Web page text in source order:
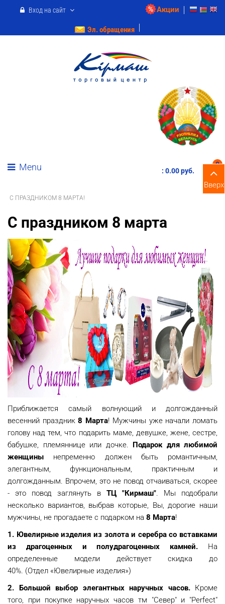
Акции
Вход на сайт
Эл. обращения
Menu
0
: 0.00 pуб.
С ПРАЗДНИКОМ 8 МАРТА!
С праздником 8 марта
Приближается самый волнующий и долгожданный
весенний праздник8 Марта! Мужчины уже начали ломать
голову над тем, что подарить маме, девушке, жене, сестре,
бабушке, племяннице или дочке. Подарок для любимой
женщины непременно должен быть романтичным,
элегантным, функциональным, практичным и
долгожданным. Впрочем, это не повод отчаиваться, скорее
- это повод заглянуть в ТЦ "Кирмаш". Мы подобрали
несколько вариантов, выбрав которые, Вы, дорогие наши
мужчины, не прогадаете с подарком на 8 Марта!
1. Ювелирные изделия из золота и серебра со вставками
из драгоценных и полудрагоценных камней. На
определенные модели действует скидка до
40%. (Отдел «Ювелирные изделия»)
2. Большой выбор элегантных наручных часов.Кроме
того, при покупке наручных часов тм "Север" и "Perfect"
Вверх